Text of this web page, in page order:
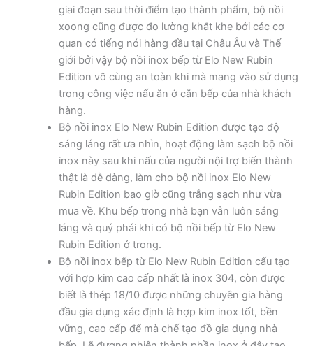
giai đoạn sau thời điểm tạo thành phẩm, bộ nồi
xoong cũng được đo lường khắt khe bởi các cơ
quan có tiếng nói hàng đầu tại Châu Âu và Thế
giới bởi vậy bộ nồi inox bếp từ Elo New Rubin
Edition vô cùng an toàn khi mà mang vào sử dụng
trong công việc nấu ăn ở căn bếp của nhà khách
hàng.
Bộ nồi inox Elo New Rubin Edition được tạo độ
sáng láng rất ưa nhìn, hoạt động làm sạch bộ nồi
inox này sau khi nấu của người nội trợ biến thành
thật là dễ dàng, làm cho bộ nồi inox Elo New
Rubin Edition bao giờ cũng trắng sạch như vừa
mua về. Khu bếp trong nhà bạn vẫn luôn sáng
láng và quý phái khi có bộ nồi bếp từ Elo New
Rubin Edition ở trong.
Bộ nồi inox bếp từ Elo New Rubin Edition cấu tạo
với hợp kim cao cấp nhất là inox 304, còn được
biết là thép 18/10 được những chuyên gia hàng
đầu gia dụng xác định là hợp kim inox tốt, bền
vững, cao cấp để mà chế tạo đồ gia dụng nhà